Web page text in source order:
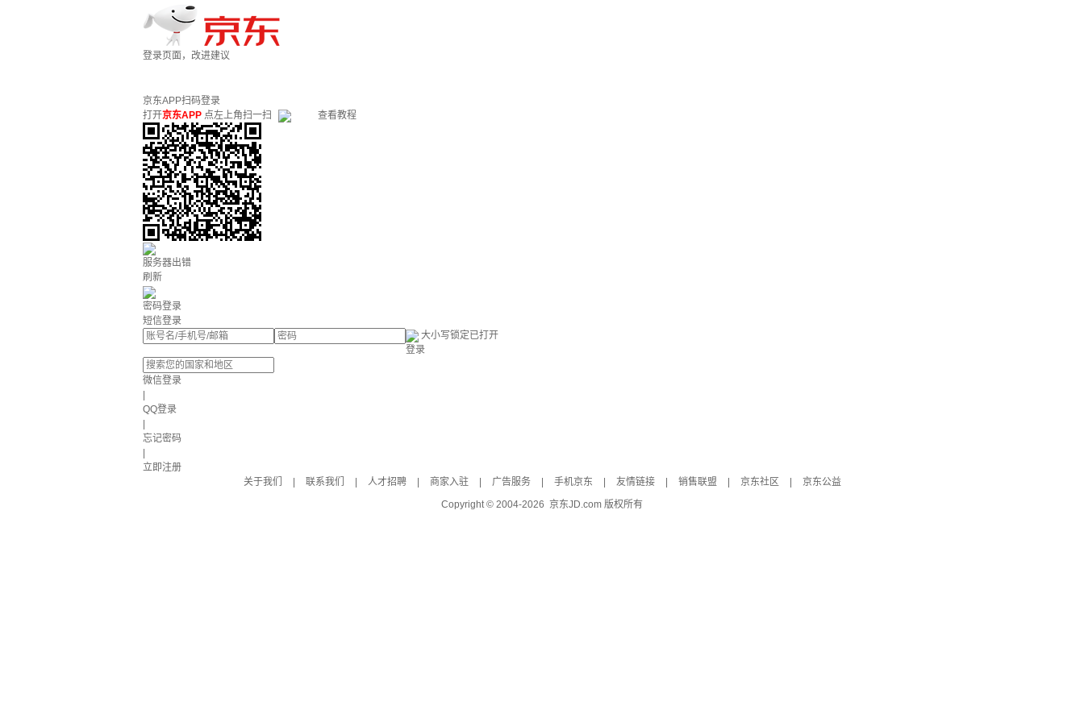
登录页面，改进建议
京东APP扫码登录
打开京东APP 点左上角扫一扫 查看教程
服务器出错
刷新
密码登录
短信登录
大小写锁定已打开
登录
微信登录
QQ登录
忘记密码
立即注册
关于我们
联系我们 人才招聘 商家入驻 广告服务 手机京东 友情链接 销售联盟 京东社区
京东公益
Copyright © 2004-2026 京东JD.com 版权所有